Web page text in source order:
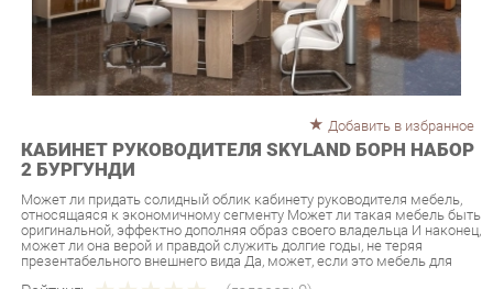
КАБИНЕТ РУКОВОДИТЕЛЯ SKYLAND БОРН НАБОР
2 БУРГУНДИ
Может ли придать солидный облик кабинету руководителя мебель,
оригинальной, эффектно дополняя образ своего владельца И наконец,
может ли она верой и правдой служить долгие годы, не теряя
презентабельного внешнего вида Да, может, если это мебель для
Рейтинг: (голосов:0)